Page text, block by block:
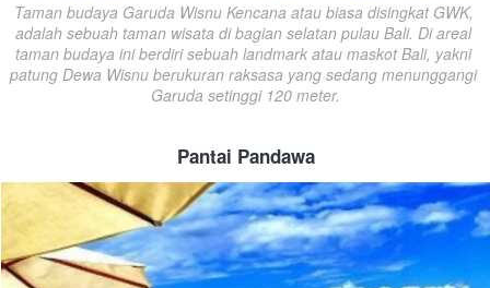
Taman budaya Garuda Wisnu Kencana atau biasa disingkat GWK,
adalah sebuah taman wisata di bagian selatan pulau Bali. Di areal
taman budaya ini berdiri sebuah landmark atau maskot Bali, yakni
patung Dewa Wisnu berukuran raksasa yang sedang menunggangi
Garuda setinggi 120 meter.
Pantai Pandawa